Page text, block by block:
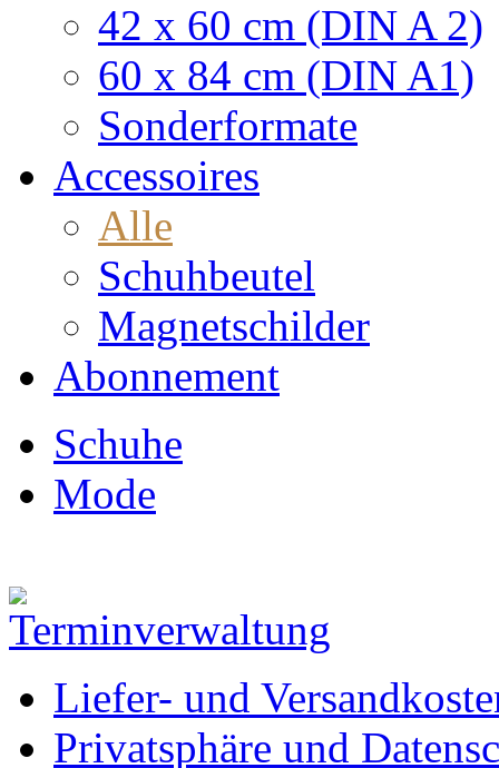
42 x 60 cm (DIN A 2)
60 x 84 cm (DIN A1)
Sonderformate
Accessoires
Alle
Schuhbeutel
Magnetschilder
Abonnement
Schuhe
Mode
Liefer- und
Privatsphäre und